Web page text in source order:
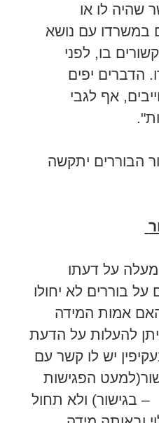
שהיה לו או
במשרדו עם נושא
בו, לפני
הדברים יפים
אף לגבי
הבוררים יתקשה
על דעתו
בוררים לא יחולו
אמות המידה
להעלות על הדעת
יש לו קשר עם
הפגישות
בנפרד – ה-Caucus – בגישור) ולא תחול